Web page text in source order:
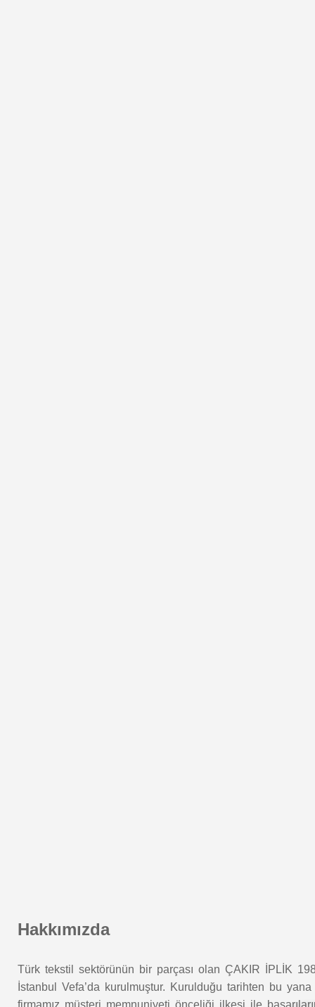
Hakkımızda
Türk tekstil sektörünün bir parçası olan ÇAKIR İPLİK
İstanbul Vefa’da kurulmuştur. Kurulduğu tarihten bu
firmamız müşteri memnuniyeti önceliği ilkesi ile